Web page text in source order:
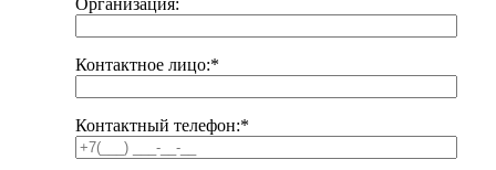
Организация:
Контактное лицо:*
Контактный телефон:*